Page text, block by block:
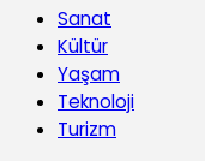
Sanat
Kültür
Yaşam
Teknoloji
Turizm